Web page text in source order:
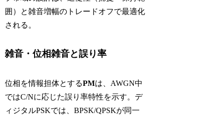
囲）と雑音増幅のトレードオフで最適化
される。
雑音・位相雑音と誤り率
位相を情報担体とするPMは、AWGN中
ではC/Nに応じた誤り率特性を示す。デ
ィジタルPSKでは、BPSK/QPSKが同一